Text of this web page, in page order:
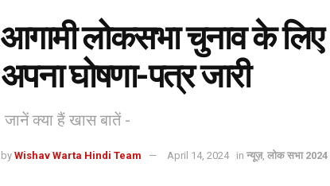
आगामी लोकसभा चुनाव के लिए
अपना घोषणा-पत्र जारी
जानें क्या हैं खास बातें -
by Wishav Warta Hindi Team April 14, 2024 in न्यूज़, लोक सभा 2024